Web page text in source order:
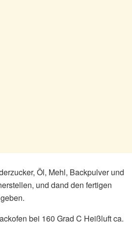
Öl, Mehl, Backpulver und
und dand den fertigen
bei 160 Grad C Heißluft ca.